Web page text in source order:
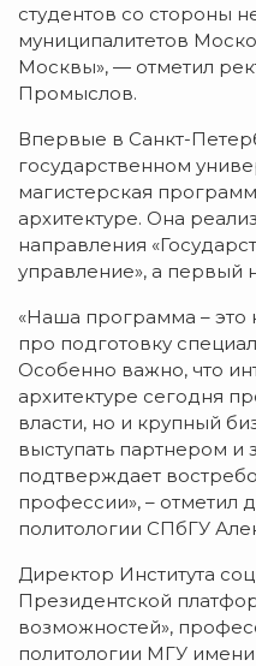
студентов со стороны
муниципалитетов
Москвы», — отметил
Промыслов.
Впервые в Санкт-
государственном
магистерская
архитектуре. Она
направления
управление», а первый
«Наша программа – это
про подготовку
Особенно важно, что
архитектуре сегодня
власти, но и крупный
выступать партнером и
подтверждает
профессии», – отметил
политологии СПбГУ
Директор Института
Президентской
возможностей»,
политологии МГУ